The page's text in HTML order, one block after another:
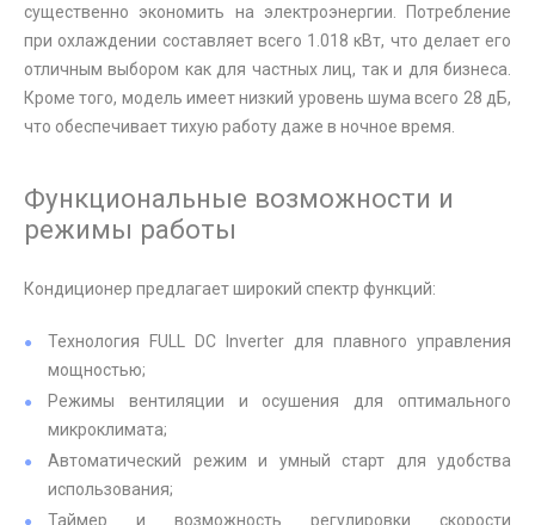
существенно экономить на электроэнергии. Потребление
при охлаждении составляет всего 1.018 кВт, что делает его
отличным выбором как для частных лиц, так и для бизнеса.
Кроме того, модель имеет низкий уровень шума всего 28 дБ,
что обеспечивает тихую работу даже в ночное время.
Функциональные возможности и
режимы работы
Кондиционер предлагает широкий спектр функций:
Технология FULL DC Inverter для плавного управления
мощностью;
Режимы вентиляции и осушения для оптимального
микроклимата;
Автоматический режим и умный старт для удобства
использования;
Таймер и возможность регулировки скорости